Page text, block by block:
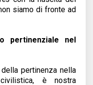
siamo di fronte ad
pertinenziale nel
pertinenza nella
è nostra